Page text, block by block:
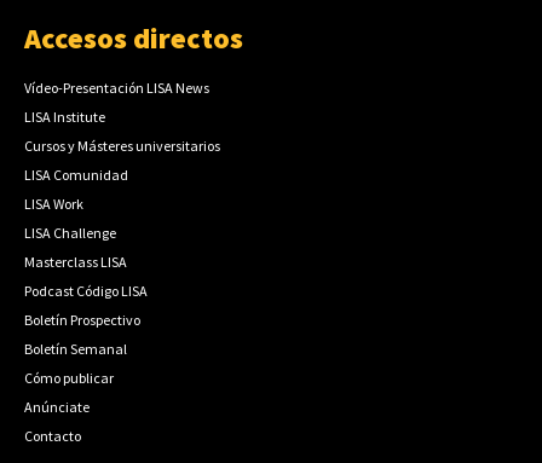
Accesos directos
Vídeo-Presentación LISA News
LISA Institute
Cursos y Másteres universitarios
LISA Comunidad
LISA Work
LISA Challenge
Masterclass LISA
Podcast Código LISA
Boletín Prospectivo
Boletín Semanal
Cómo publicar
Anúnciate
Contacto